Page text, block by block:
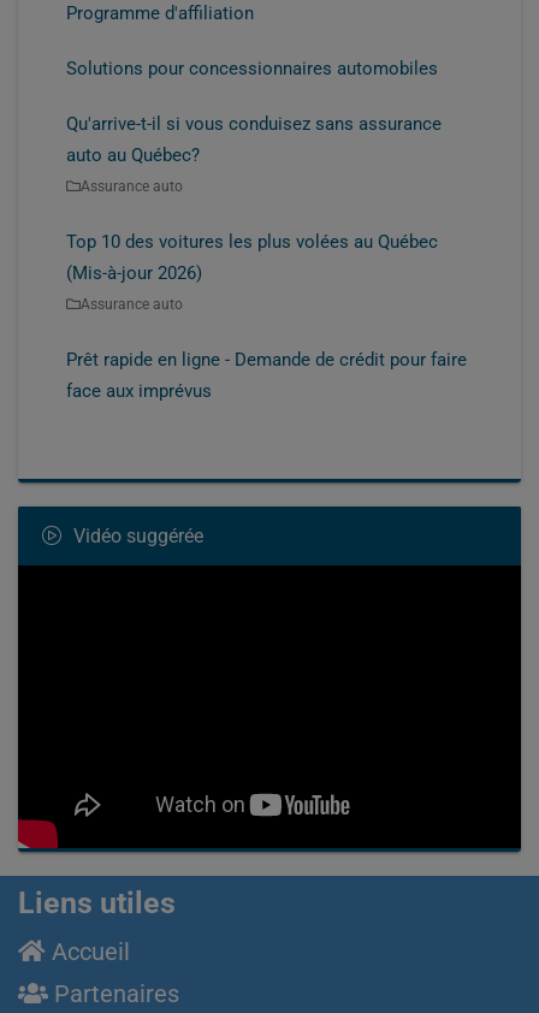
Programme d'affiliation
Solutions pour concessionnaires automobiles
Qu'arrive-t-il si vous conduisez sans assurance
auto au Québec?
Assurance auto
Top 10 des voitures les plus volées au Québec
(Mis-à-jour 2026)
Assurance auto
Prêt rapide en ligne - Demande de crédit pour faire
face aux imprévus
Vidéo suggérée
Liens utiles
Accueil
Partenaires